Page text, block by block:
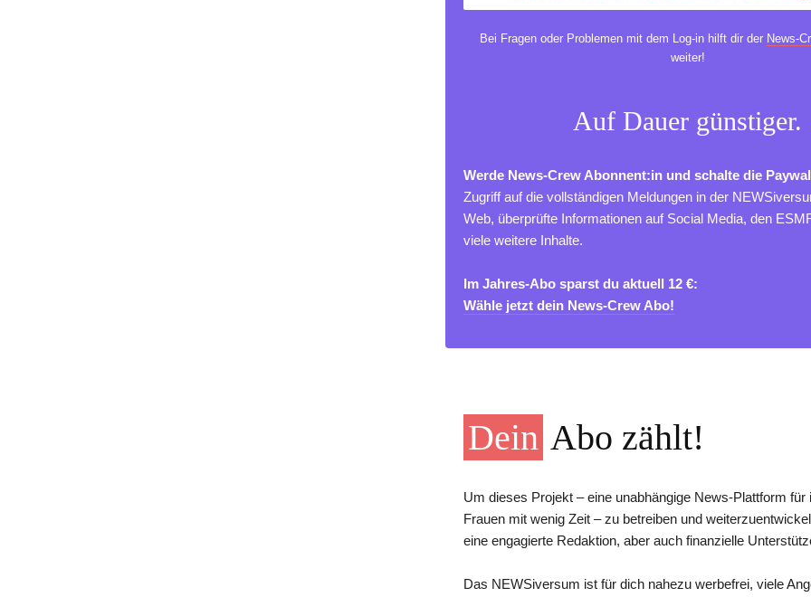
Bei Fragen oder Problemen mit dem Log-in hilft dir der News-
weiter!
Auf Dauer günstiger.
Werde News-Crew Abonnent:in und schalte die
Zugriff auf die vollständigen Meldungen in der
Web, überprüfte Informationen auf Social Media, den
viele weitere Inhalte.
Im Jahres-Abo sparst du aktuell 12 €:
Wähle jetzt dein News-Crew Abo!
Dein Abo zählt!
Um dieses Projekt – eine unabhängige News-Plattform für
Frauen mit wenig Zeit – zu betreiben und
eine engagierte Redaktion, aber auch finanzielle
Das NEWSiversum ist für dich nahezu werbefrei, viele